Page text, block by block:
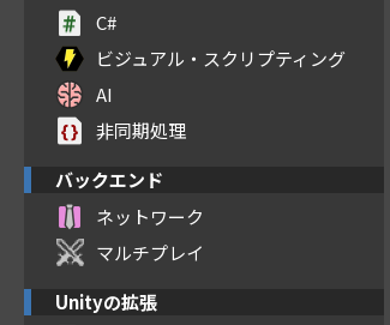
C#
ビジュアル・スクリプティング
AI
非同期処理
バックエンド
ネットワーク
マルチプレイ
Unityの拡張